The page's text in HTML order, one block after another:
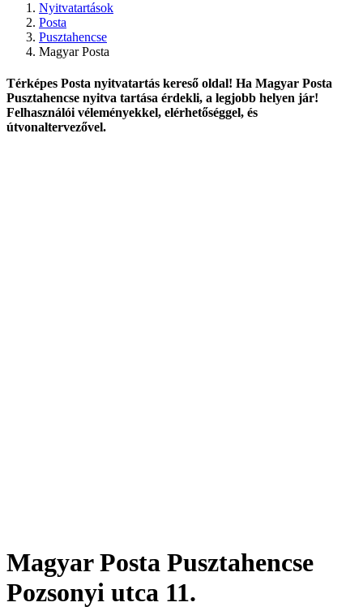
Nyitvatartások
Posta
Pusztahencse
Magyar Posta
Térképes Posta nyitvatartás kereső oldal! Ha Magyar Posta
Pusztahencse nyitva tartása érdekli, a legjobb helyen jár!
Felhasználói véleményekkel, elérhetőséggel, és
útvonaltervezővel.
Magyar Posta Pusztahencse
Pozsonyi utca 11.